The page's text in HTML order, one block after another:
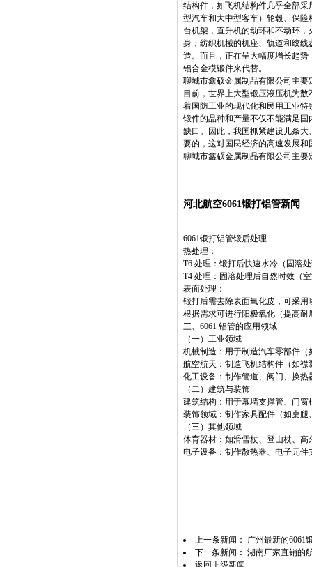
结构件，如飞机结构件几乎全部
型汽车和大中型客车）轮毂、保
台机架，直升机的动环和不动环
身，纺织机械的机座、轨道和绞
造。而且，正在呈大幅度增长趋
铝合金模锻件来代替。
聊城市鑫硕金属制品有限公司主要
目前，世界上大型锻压液压机为
着国防工业的现代化和民用工业
锻件的品种和产量不仅不能满足
缺口。因此，我国抓紧建设儿条
要的，这对国民经济的高速发展
聊城市鑫硕金属制品有限公司主要
河北航空6061锻打铝管新闻
6061锻打铝管锻后处理
热处理：
T6 处理：锻打后快速水冷（固溶
T4 处理：固溶处理后自然时效（
表面处理：
锻打后需去除表面氧化皮，可采用
根据需求可进行阳极氧化（提高
三、6061 铝管的应用领域
（一）工业领域
机械制造：用于制造汽车零部件
航空航天：制造飞机结构件（如
化工设备：制作管道、阀门、换
（二）建筑与装饰
建筑结构：用于幕墙支撑管、门
装饰领域：制作家具配件（如桌
（三）其他领域
体育器材：如滑雪杖、登山杖、
电子设备：制作散热器、电子元
上一条新闻：
广州最新的6061
下一条新闻： 湖南厂家直销的
返回上级新闻